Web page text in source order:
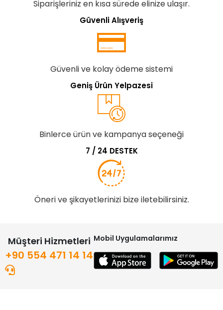
Siparişleriniz en kısa sürede elinize ulaşır.
Güvenli Alışveriş
Güvenli ve kolay ödeme sistemi
Geniş Ürün Yelpazesi
Binlerce ürün ve kampanya seçeneği
7 / 24 DESTEK
Öneri ve şikayetlerinizi bize iletebilirsiniz.
Müşteri Hizmetleri
+90 554 471 14 14
Mobil Uygulamalarımız